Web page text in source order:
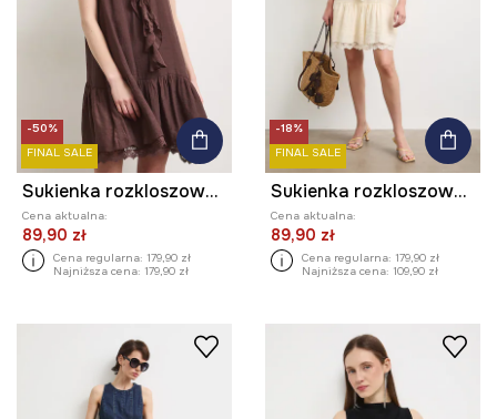
-50%
FINAL SALE
Sukienka rozkloszowana bawełniana
Cena aktualna:
89,90 zł
Cena regularna: 179,90 zł
Najniższa cena: 179,90 zł
-18%
FINAL SALE
Sukienka rozkloszowana bawełniana
Cena aktualna:
89,90 zł
Cena regularna: 179,90 zł
Najniższa cena: 109,90 zł